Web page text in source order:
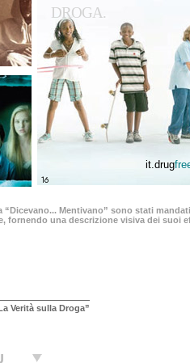
16
DROGA.
it.drug
“Dicevano... Mentivano” sono stati
fornendo una descrizione visiva dei suoi
Verità sulla Droga”